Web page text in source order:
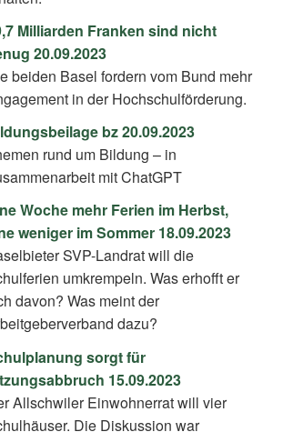
Milliarden Franken sind nicht
20.09.2023
beiden Basel fordern vom Bund mehr
in der Hochschulförderung.
bz 20.09.2023
rund um Bildung – in
mit ChatGPT
Woche mehr Ferien im Herbst,
weniger im Sommer 18.09.2023
SVP-Landrat will die
umkrempeln. Was erhofft er
davon? Was meint der
dazu?
sorgt für
15.09.2023
Allschwiler Einwohnerrat will vier
Die Diskussion war